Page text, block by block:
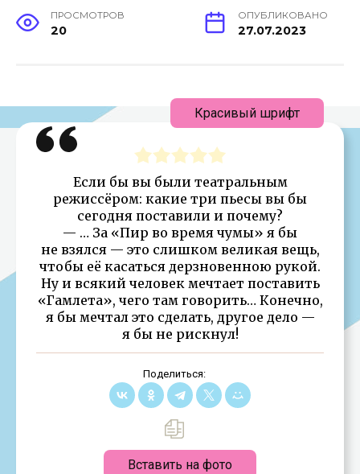
ПРОСМОТРОВ
20
ОПУБЛИКОВАНО
27.07.2023
Если бы вы были театральным
режиссёром: какие три пьесы вы бы
сегодня поставили и почему?
— … За «Пир во время чумы» я бы
не взялся — это слишком великая вещь,
чтобы её касаться дерзновенною рукой.
Ну и всякий человек мечтает поставить
«Гамлета», чего там говорить… Конечно,
я бы мечтал это сделать, другое дело —
я бы не рискнул!
Поделиться:
Вставить на фото
Красивый шрифт